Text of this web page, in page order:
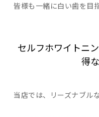
皆様も一緒に白い歯を目
セルフホワイトニ
得
当店では、リーズナブル